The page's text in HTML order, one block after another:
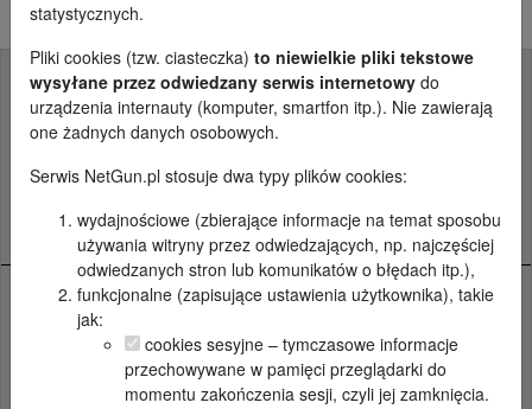
Kontakt Cennik Regulamin
prywatności
Ustawienia cookies
Archiwum
PROMOWANE OGŁOSZENIA
statystycznych.
Pliki cookies (tzw. ciasteczka) to niewielkie pliki tekstowe
wysyłane przez odwiedzany serwis internetowy do
urządzenia internauty (komputer, smartfon itp.). Nie zawierają
one żadnych danych osobowych.
Serwis NetGun.pl stosuje dwa typy plików cookies:
wydajnościowe (zbierające informacje na temat sposobu
używania witryny przez odwiedzających, np. najczęściej
odwiedzanych stron lub komunikatów o błędach itp.),
funkcjonalne (zapisujące ustawienia użytkownika), takie
jak:
cookies sesyjne – tymczasowe informacje
przechowywane w pamięci przeglądarki do
momentu zakończenia sesji, czyli jej zamknięcia.